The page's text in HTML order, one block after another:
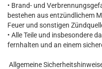
• Brand- und
bestehen aus entzündlichem
Feuer und sonstigen
• Alle Teile und insbesondere
fernhalten und an einem
Allgemeine